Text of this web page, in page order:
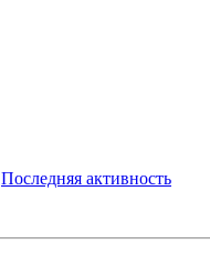
Последняя активность